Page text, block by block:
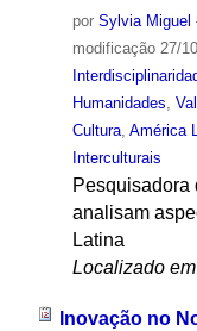
por Sylvia Miguel
modificação27/
Humanidades,
Cultura, América
Interculturais
Pesquisadora
analisam
Latina
Localizado em
Inovação no